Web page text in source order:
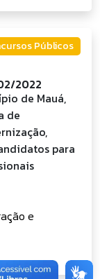
Públicos
2022
de Mauá,
de
para
e